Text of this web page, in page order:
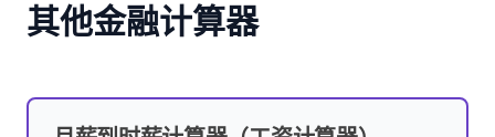
其他金融计算器